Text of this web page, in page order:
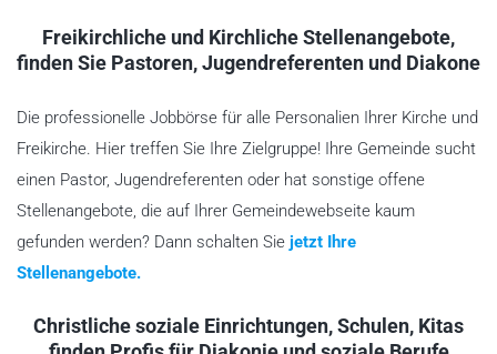
Freikirchliche und Kirchliche Stellenangebote,
finden Sie Pastoren, Jugendreferenten und Diakone
Die professionelle Jobbörse für alle Personalien Ihrer Kirche und
Freikirche. Hier treffen Sie Ihre Zielgruppe! Ihre Gemeinde sucht
einen Pastor, Jugendreferenten oder hat sonstige offene
Stellenangebote, die auf Ihrer Gemeindewebseite kaum
gefunden werden? Dann schalten Sie jetzt Ihre
Stellenangebote.
Christliche soziale Einrichtungen, Schulen, Kitas